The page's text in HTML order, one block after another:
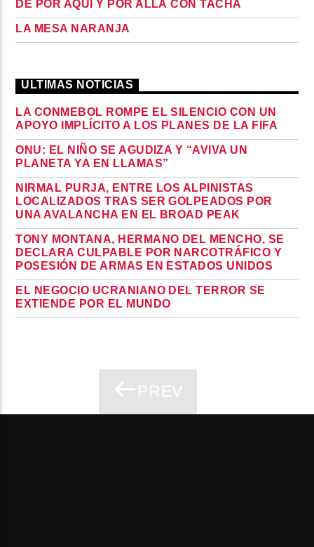
DE POR AQUÍ Y POR ALLÁ CON TACHA
LA MESA NARANJA
ULTIMAS NOTICIAS
LA CONMEBOL ROMPE EL SILENCIO CON UN
APOYO IMPLÍCITO A LOS PLANES DE LA FIFA
ONU: EL NIÑO SE AGUDIZA Y “AVIVA UN
PLANETA YA EN LLAMAS”
NIRMAL PURJA, ENTRE LOS ALPINISTAS
LOCALIZADOS TRAS SER GOLPEADOS POR
UNA AVALANCHA EN EL BROAD PEAK
TONY MONTANA, HERMANO DEL MENCHO, SE
DECLARA CULPABLE POR NARCOTRÁFICO Y
POSESIÓN DE ARMAS EN ESTADOS UNIDOS
EL NEGOCIO UCRANIANO DEL TERROR SE
EXTIENDE POR EL MUNDO
PREV